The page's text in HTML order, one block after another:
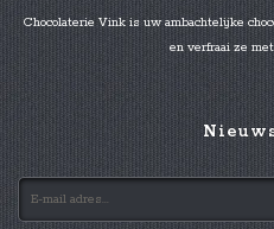
Chocolaterie Vink is uw ambachtelijke
en verfraai ze met